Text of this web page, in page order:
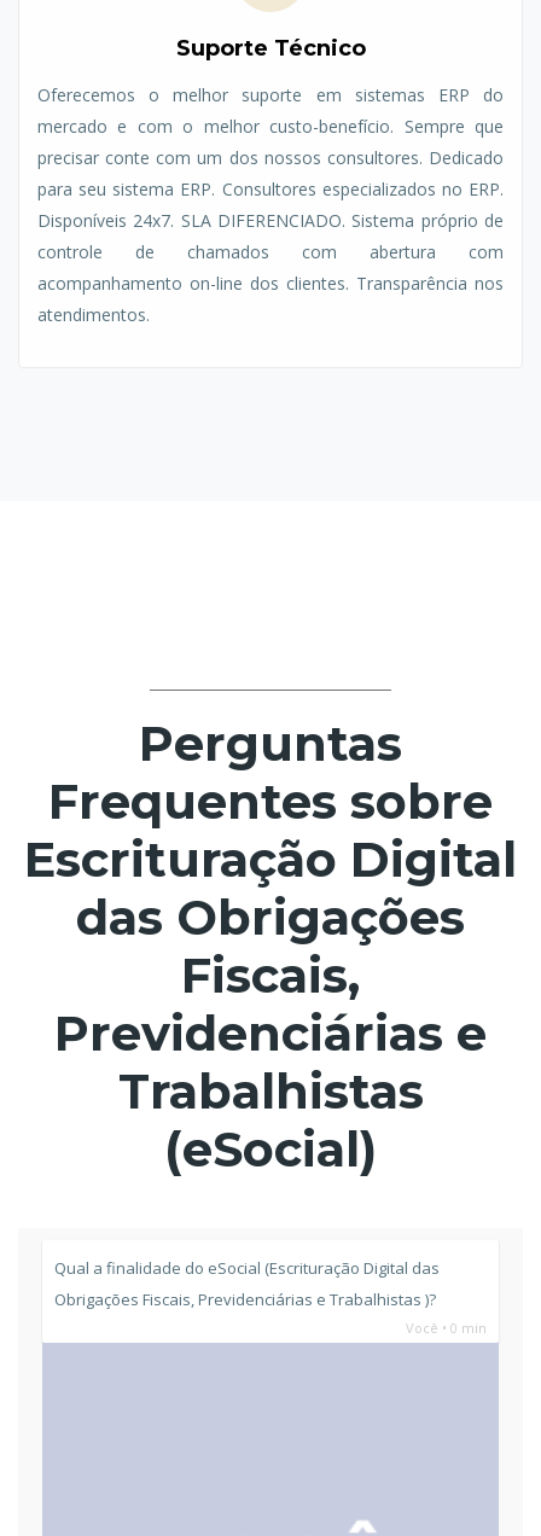
Suporte Técnico
Oferecemos o melhor suporte em sistemas ERP do
mercado e com o melhor custo-benefício. Sempre que
precisar conte com um dos nossos consultores. Dedicado
para seu sistema ERP. Consultores especializados no ERP.
Disponíveis 24x7. SLA DIFERENCIADO. Sistema próprio de
controle de chamados com abertura com
acompanhamento on-line dos clientes. Transparência nos
atendimentos.
Perguntas
Frequentes sobre
Escrituração Digital
das Obrigações
Fiscais,
Previdenciárias e
Trabalhistas
(eSocial)
Qual a finalidade do eSocial (Escrituração Digital das
Obrigações Fiscais, Previdenciárias e Trabalhistas )?
Você • 0 min